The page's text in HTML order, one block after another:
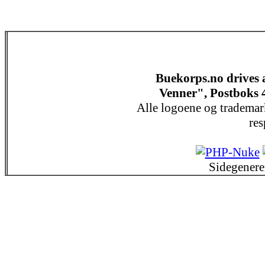
Buekorps.no drives
Venner", Postboks
Alle logoene og